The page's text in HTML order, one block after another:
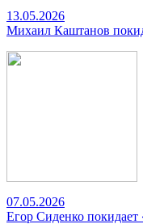
13.05.2026
Михаил Каштанов
07.05.2026
Егор Сиденко покидает